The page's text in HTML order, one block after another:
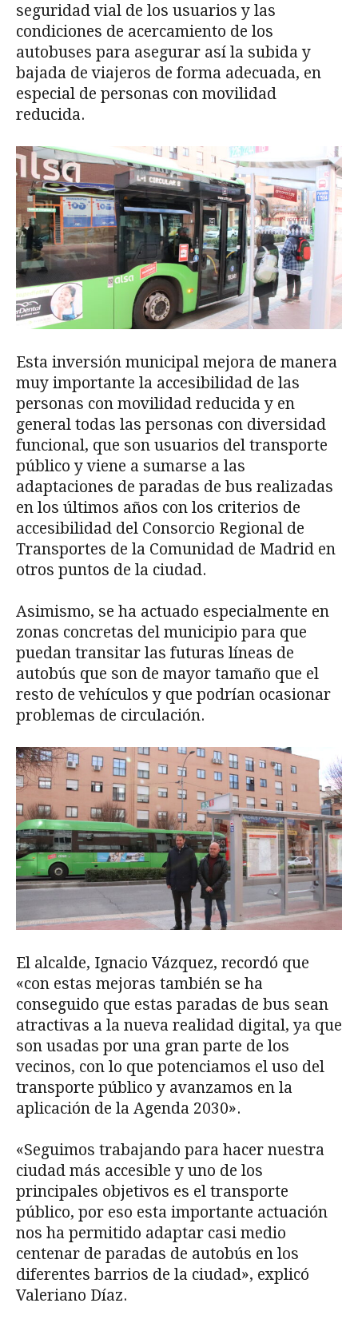
seguridad vial de los usuarios y las
condiciones de acercamiento de los
autobuses para asegurar así la subida y
bajada de viajeros de forma adecuada, en
especial de personas con movilidad
reducida.
Esta inversión municipal mejora de manera
muy importante la accesibilidad de las
personas con movilidad reducida y en
general todas las personas con diversidad
funcional, que son usuarios del transporte
público y viene a sumarse a las
adaptaciones de paradas de bus realizadas
en los últimos años con los criterios de
accesibilidad del Consorcio Regional de
Transportes de la Comunidad de Madrid en
otros puntos de la ciudad.
Asimismo, se ha actuado especialmente en
zonas concretas del municipio para que
puedan transitar las futuras líneas de
autobús que son de mayor tamaño que el
resto de vehículos y que podrían ocasionar
problemas de circulación.
El alcalde, Ignacio Vázquez, recordó que
«con estas mejoras también se ha
conseguido que estas paradas de bus sean
atractivas a la nueva realidad digital, ya que
son usadas por una gran parte de los
vecinos, con lo que potenciamos el uso del
transporte público y avanzamos en la
aplicación de la Agenda 2030».
«Seguimos trabajando para hacer nuestra
ciudad más accesible y uno de los
principales objetivos es el transporte
público, por eso esta importante actuación
nos ha permitido adaptar casi medio
centenar de paradas de autobús en los
diferentes barrios de la ciudad», explicó
Valeriano Díaz.